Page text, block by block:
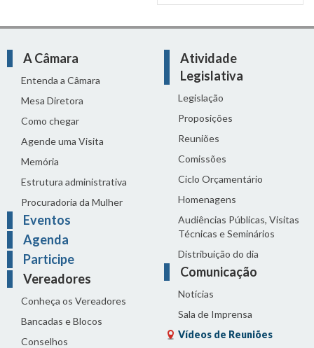
A Câmara
Entenda a Câmara
Mesa Diretora
Como chegar
Agende uma Visita
Memória
Estrutura administrativa
Procuradoria da Mulher
Eventos
Agenda
Participe
Vereadores
Conheça os Vereadores
Bancadas e Blocos
Conselhos
Atividade
Legislativa
Legislação
Proposições
Reuniões
Comissões
Ciclo Orçamentário
Homenagens
Audiências Públicas, Visitas
Técnicas e Seminários
Distribuição do dia
Comunicação
Notícias
Sala de Imprensa
Vídeos de Reuniões